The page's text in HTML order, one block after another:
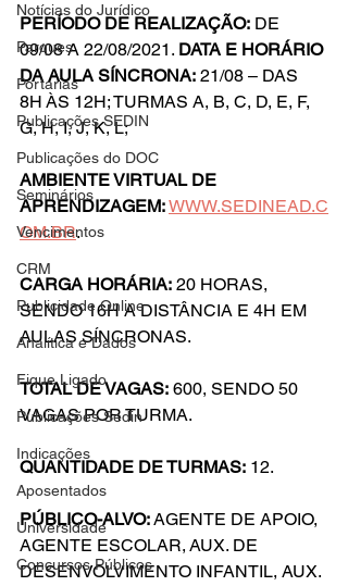
Notícias do Jurídico
Parques
Portarias
Publicações SEDIN
Publicações do DOC
Seminários
Vencimentos
CRM
Publicidade Online
Analítica e Dados
Fique Ligado
Publicações Sedin
Indicações
Aposentados
Universidade
Concursos Públicos
PERÍODO DE REALIZAÇÃO: DE
09/08 A 22/08/2021. DATA E HORÁRIO
DA AULA SÍNCRONA: 21/08 – DAS
8H ÀS 12H; TURMAS A, B, C, D, E, F,
G, H, I, J, K, L;
AMBIENTE VIRTUAL DE
APRENDIZAGEM:WWW.SEDINEAD.C
OM.BR.
CARGA HORÁRIA: 20 HORAS,
SENDO 16H A DISTÂNCIA E 4H EM
AULAS SÍNCRONAS.
TOTAL DE VAGAS: 600, SENDO 50
VAGAS POR TURMA.
QUANTIDADE DE TURMAS: 12.
PÚBLICO-ALVO: AGENTE DE APOIO,
AGENTE ESCOLAR, AUX. DE
DESENVOLVIMENTO INFANTIL, AUX.